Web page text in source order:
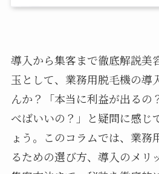
導入から集客まで徹底解説美
玉として、業務用脱毛機の導
んか？「本当に利益が出るの
べばいいの？」と疑問に感じ
ょう。このコラムでは、業務
るための選び方、導入のメリ